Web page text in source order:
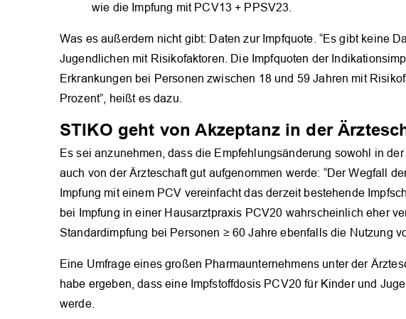
wie die Impfung mit PCV13 + PPSV23.
Was es außerdem nicht gibt: Daten zur Impfquote. “Es gibt keine
Jugendlichen mit Risikofaktoren. Die Impfquoten der
Erkrankungen bei Personen zwischen 18 und 59 Jahren mit
Prozent”, heißt es dazu.
STIKO geht von Akzeptanz in der
Es sei anzunehmen, dass die Empfehlungsänderung sowohl in
auch von der Ärzteschaft gut aufgenommen werde: “Der Wegfall
Impfung mit einem PCV vereinfacht das derzeit bestehende
bei Impfung in einer Hausarztpraxis PCV20 wahrscheinlich eher
Standardimpfung bei Personen ≥ 60 Jahre ebenfalls die Nutzung
Eine Umfrage eines großen Pharmaunternehmens unter der
habe ergeben, dass eine Impfstoffdosis PCV20 für Kinder und
werde.